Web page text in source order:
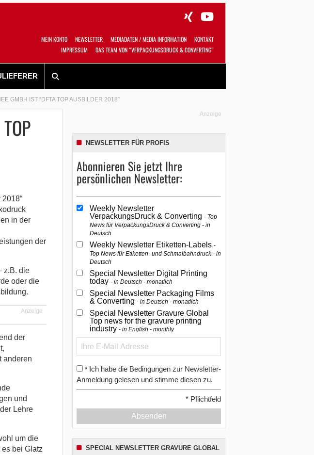
MEIN KONTO NEWSLETTER MEDIADATEN / MEDIA INFORMATION
KONTAKT
IMPRESSUM
DAS TEAM VON “VERPACKUNGSDRUCK & CONVERTING”
GMBH IST “DFTA TOP AUSBILDER 2018”
in der
der
z.B. die
oder die
Anzeige
der
anderen
und
Lehre
um die
bei Glatz
Anzeige
NEWSLETTER FÜR PROFIS
Abonnieren Sie jetzt Ihre
persönlichen Newsletter:
Weekly Newsletter
VerpackungsDruck & Converting Top
News für VerpackungsDruck & Converting - in
Deutsch
Weekly Newsletter Etiketten-Labels
Top News für Etiketten- und Schmalbahndruck - in
Deutsch
Special Newsletter Digital Printing
today in Deutsch - monatlich
Special Newsletter Packaging Films
& Converting in Deutsch - monatlich
Special Newsletter Gravure Global
Top news for the gravure printing
industry in English - monthly
* Ich habe die Bedingungen zur Newsletter-
Anmeldung gelesen und stimme diesen zu.
* Pflichtfeld
Absenden
SPECIAL NEWSLETTER GRAVURE GLOBAL